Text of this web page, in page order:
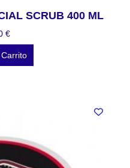
SCRUB 400 ML
€